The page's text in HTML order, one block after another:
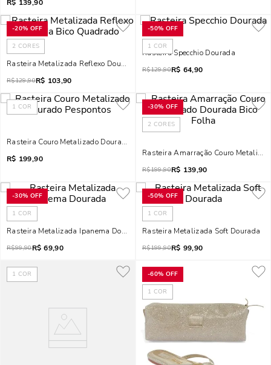
R$ 139,90
-20% OFF
2 CORES
Rasteira Metalizada Reflexo Dourada Bico Quadrado
R$129,90R$ 103,90
-50% OFF
1 COR
Rasteira Specchio Dourada
R$129,90R$ 64,90
1 COR
Rasteira Couro Metalizado Dourado Pespontos
R$ 199,90
-30% OFF
2 CORES
Rasteira Amarração Couro
R$199,90R$ 139,90
-30% OFF
1 COR
Rasteira Metalizada Ipanema Dourada
R$99,90R$ 69,90
-50% OFF
1 COR
Rasteira Metalizada Soft Dourada
R$199,90R$ 99,90
1 COR -60% OFF
1 COR